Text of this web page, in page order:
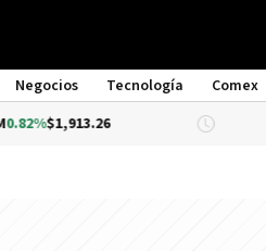
Negocios Tecnología
Comex
DÓLAR BNA